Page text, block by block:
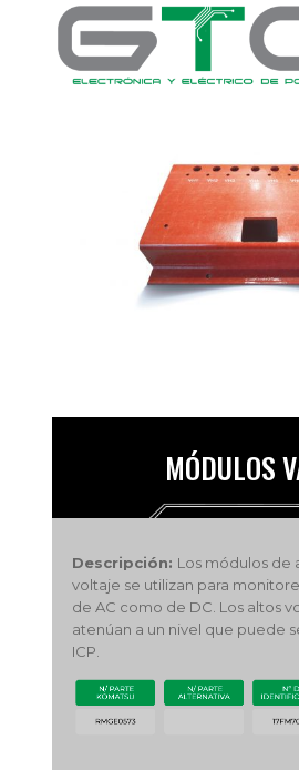
MÓDULOS
Descripción: Los módulos de
voltaje se utilizan para
de AC como de DC. Los altos
atenúan a un nivel que puede
ICP.